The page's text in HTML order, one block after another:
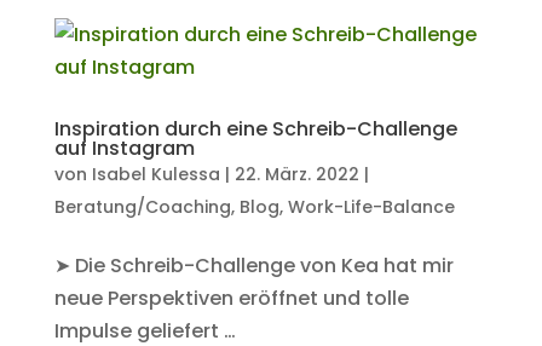
Inspiration durch eine Schreib-Challenge
auf Instagram
von Isabel Kulessa | 22. März. 2022 |
Beratung/Coaching, Blog, Work-Life-Balance
➤ Die Schreib-Challenge von Kea hat mir
neue Perspektiven eröffnet und tolle
Impulse geliefert …